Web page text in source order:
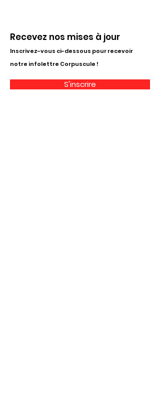
Recevez nos mises à jour
Inscrivez-vous ci-dessous pour recevoir
notre infolettre Corpuscule !
S'inscrire